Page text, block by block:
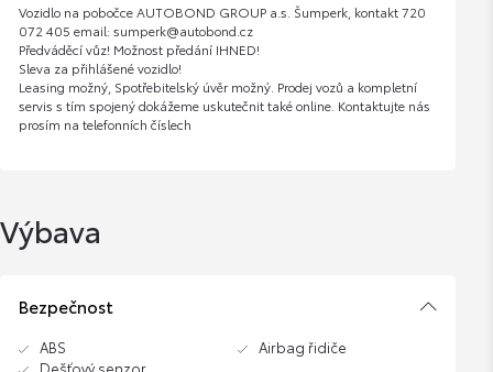
Vozidlo na pobočce AUTOBOND GROUP a.s. Šumperk, kontakt 720
072 405 email: sumperk@autobond.cz
Předváděcí vůz! Možnost předání IHNED!
Sleva za přihlášené vozidlo!
Leasing možný, Spotřebitelský úvěr možný. Prodej vozů a kompletní
servis s tím spojený dokážeme uskutečnit také online. Kontaktujte nás
prosím na telefonních číslech
Výbava
Bezpečnost
ABS
Dešťový senzor
Airbag řidiče